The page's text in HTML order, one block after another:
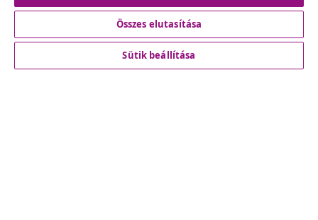
Ügyfélszolgálat
Összes elutasítása
Sütik beállítása